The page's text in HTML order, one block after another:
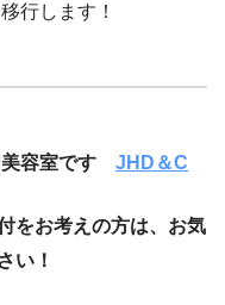
行します！
美容室です JHD＆C
をお考えの方は、お気
い！